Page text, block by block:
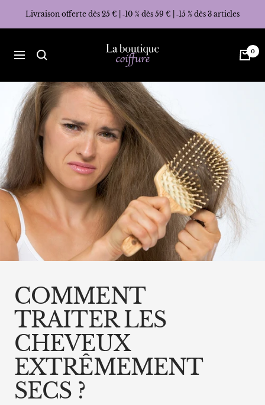
Livraison offerte dès 25 € | ‑10 % dès 59 € | ‑15 % dès 3 articles
Navigation
La
Boutique
0
COMMENT
TRAITER LES
CHEVEUX
EXTRÊMEMENT
SECS ?